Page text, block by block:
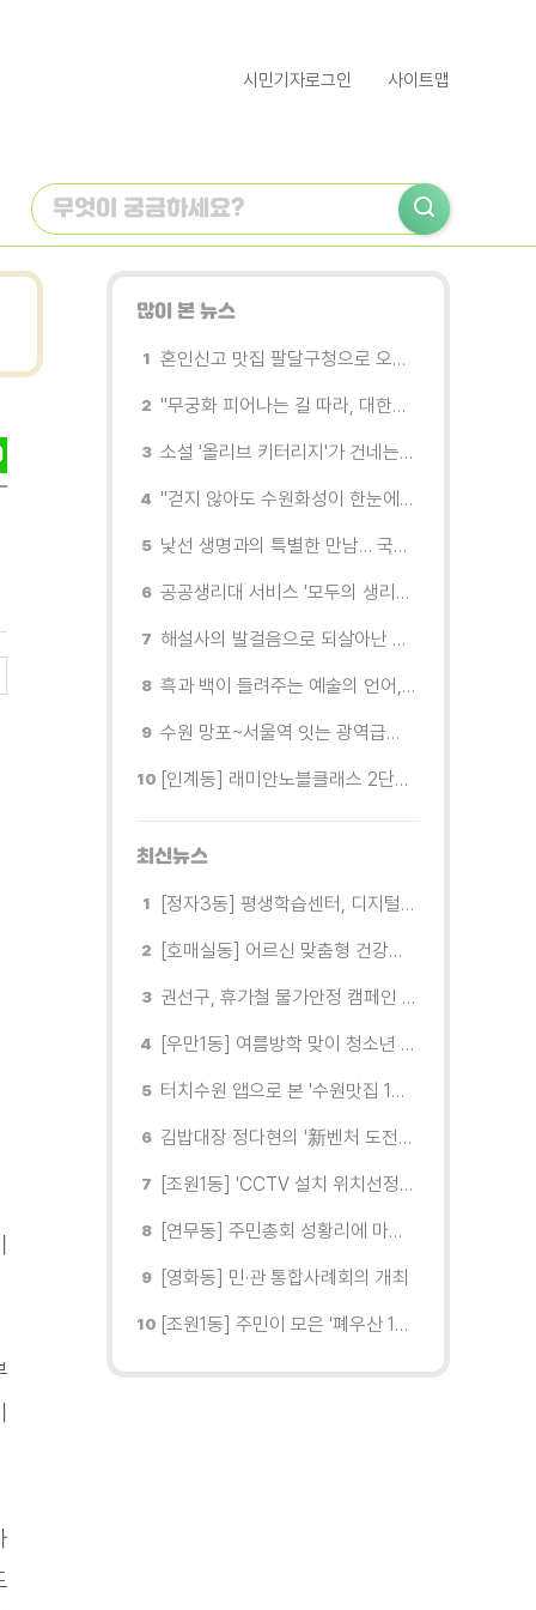
시민기자로그인 사이트맵
많이 본 뉴스
혼인신고 맛집 팔달구청으로 오세요
"무궁화 피어나는 길 따라, 대한민국을 걷는다"
소설 '올리브 키터리지'가 건네는 삶과 연민의 철학
"걷지 않아도 수원화성이 한눈에"…무장애 관광버스 '수원행차' 타보니
낯선 생명과의 특별한 만남… 국제전 《패트리샤 피치니니: 킨쉽》
공공생리대 서비스 '모두의 생리대' 시범 운영...수원시청·4개 구청 등에 지급기 설치
해설사의 발걸음으로 되살아난 수원의 독립운동 역사
흑과 백이 들려주는 예술의 언어, 수원시립미술관 소장품전《블랑 블랙 파노라마》
수원 망포~서울역 잇는 광역급행버스 M5165번, 8월 3일 개통
[인계동] 래미안노블클래스 2단지 경로당, 무더위 속 독거노인에게 '따뜻한 한 끼' 대접
최신뉴스
[정자3동] 평생학습센터, 디지털 생활문해교실 개강
[호매실동] 어르신 맞춤형 건강특화사업 「은빛반짝 실버종이공방」 운영
권선구, 휴가철 물가안정 캠페인 전개
[우만1동] 여름방학 맞이 청소년 유해환경 캠페인 실시
터치수원 앱으로 본 '수원맛집 100선'... 장안구 맛집을 찾다
김밥대장 정다현의 '新벤처 도전이야기'
[조원1동] 'CCTV 설치 위치선정협의회' 회의 개최
[연무동] 주민총회 성황리에 마무리
[영화동] 민·관 통합사례회의 개최
[조원1동] 주민이 모은 '폐우산 100개' 수원여대에 1차 전달